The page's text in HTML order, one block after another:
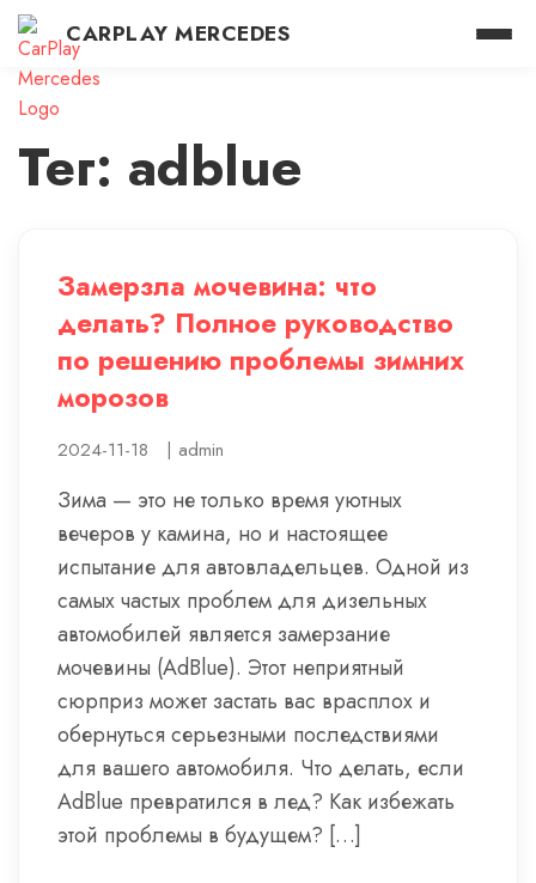
CARPLAY MERCEDES
Тег: adblue
Замерзла мочевина: что
делать? Полное руководство
по решению проблемы зимних
морозов
2024-11-18 | admin
Зима — это не только время уютных
вечеров у камина, но и настоящее
испытание для автовладельцев. Одной из
самых частых проблем для дизельных
автомобилей является замерзание
мочевины (AdBlue). Этот неприятный
сюрприз может застать вас врасплох и
обернуться серьезными последствиями
для вашего автомобиля. Что делать, если
AdBlue превратился в лед? Как избежать
этой проблемы в будущем? […]